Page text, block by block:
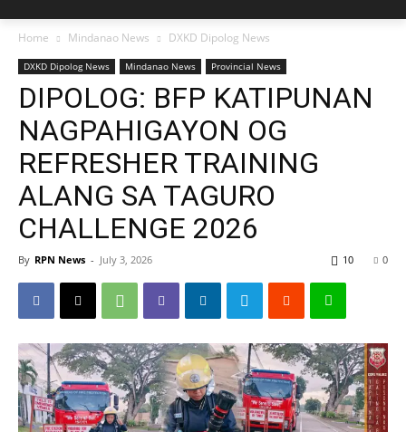
Home Mindanao News DXKD Dipolog News
DXKD Dipolog News Mindanao News Provincial News
DIPOLOG: BFP KATIPUNAN
NAGPAHIGAYON OG
REFRESHER TRAINING
ALANG SA TAGURO
CHALLENGE 2026
By RPN News - July 3, 2026 0
10